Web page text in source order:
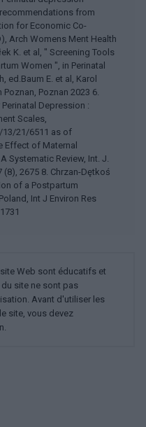
from
for Economic Co-
Arch Womens Ment Health
K. et al, " Screening Tools
Women ", in Perinatal
ed.Baum E. et al, Karol
Poznan 2023 6.
Depression :
Scales,
21/6511 as of
Effect of Maternal
Systematic Review, Int. J.
(8), 2675 8. Chrzan-Dętkoś
of a Postpartum
Int J Environ Res
Web sont éducatifs et
site ne sont pas
Avant d'utiliser les
site, vous devez